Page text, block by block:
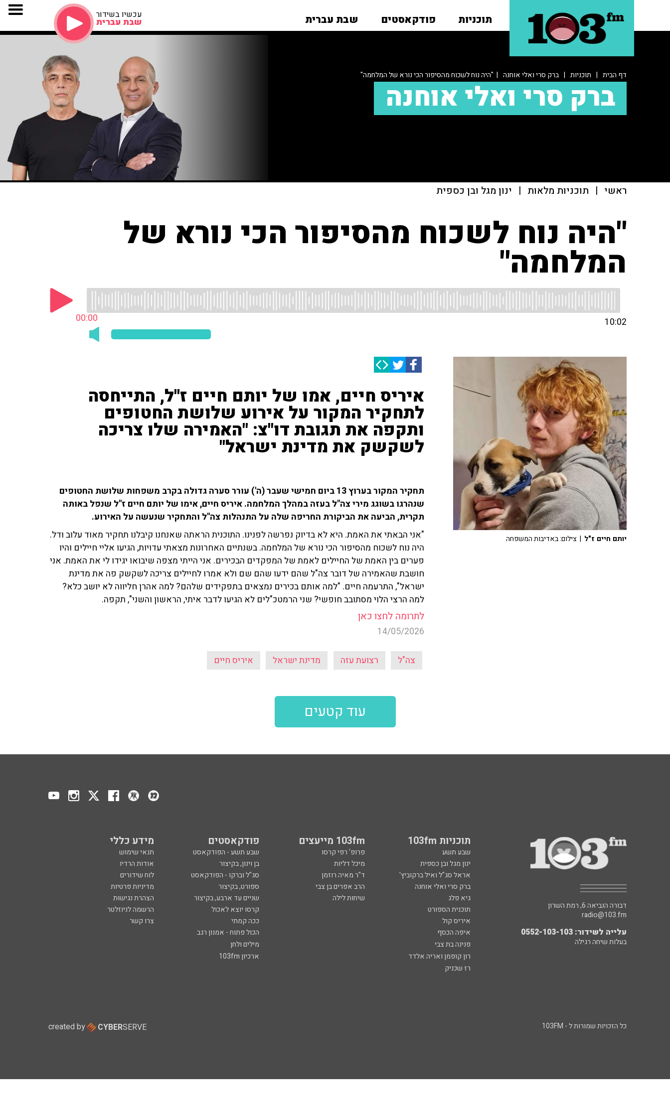
תוכניות פודקאסטים שבת עברית עכשיו בשידור
שבת עברית
דף הבית | תוכניות | ברק סרי ואלי אוחנה | "היה נוח לשכוח מהסיפור הכי נורא של המלחמה"
ברק סרי ואלי אוחנה
ראשי | תוכניות מלאות | ינון מגל ובן כספית
"היה נוח לשכוח מהסיפור הכי נורא של
המלחמה"
00:00 10:02
איריס חיים, אמו של יותם חיים ז''ל, התייחסה
לתחקיר המקור על אירוע שלושת החטופים
ותקפה את תגובת דו"צ: "האמירה שלו צריכה
לשקשק את מדינת ישראל"
תחקיר המקור בערוץ 13 ביום חמישי שעבר (ה') עורר סערה גדולה בקרב משפחות שלושת החטופים
שנהרגו בשוגג מירי צה"ל בעזה במהלך המלחמה. איריס חיים, אימו של יותם חיים ז"ל שנפל באותה
תקרית, הביעה את הביקורת החריפה שלה על התנהלות צה"ל והתחקיר שנעשה על האירוע.
"אני הבאתי את האמת. היא לא בדיוק נפרשה לפנינו. התוכנית הראתה שאנחנו קיבלנו תחקיר מאוד עלוב ודל.
היה נוח לשכוח מהסיפור הכי נורא של המלחמה. בשנתיים האחרונות מצאתי עדויות, הגיעו אליי חיילים והיו
פערים בין האמת של החיילים לאמת של המפקדים הבכירים. אני הייתי מצפה שיבואו יגידו לי את האמת. אני
חושבת שהאמירה של דובר צה"ל שהם ידעו שהם שם ולא אמרו לחיילים צריכה לשקשק פה את מדינת
ישראל", התרעמה חיים. "למה אותם בכירים נמצאים בתפקידים שלהם? למה אהרן חליווה לא יושב כלא?
למה הרצי הלוי מסתובב חופשי? שני הרמטכ"לים לא הגיעו לדבר איתי, הראשון והשני", תקפה.
לתרומה לחצו כאן
14/05/2026
צה"ל רצועת עזה מדינת ישראל איריס חיים
יותם חיים ז"ל | צילום: באדיבות המשפחה
עוד קטעים
תוכניות 103fm 103fm מייעצים פודקאסטים מידע כללי
שבע תשע פרופ' רפי קרסו שבע תשע - הפודקאסט
תנאי שימוש
ינון מגל ובן כספית
מיכל דליות בן וינון, בקיצור
אודות הרדיו
אראל סג"ל ואיל ברקוביץ'
ד"ר מאיה רוזמן סג"ל וברקו - הפודקאסט
לוח שידורים
ברק סרי ואלי אוחנה
הרב אפרים בן צבי ספורט, בקיצור
מדיניות פרטיות
גיא פלג
שיחות לילה שניים עד ארבע, בקיצור
הצהרת נגישות
תוכנית הספורט
קרסו יוצא לאכול
הרשמה לניוזלטר
איריס קול
ככה קמתי
צרו קשר
איפה הכסף
הכול פתוח - אמנון רגב
פנינה בת צבי
מילים ולחן
רון קופמן ואריה אלדד
ארכיון 103fm
רז שכניק
דבורה הנביאה 6, רמת השרון
radio@103.fm
עלייה לשידור: 0552-103-103
בעלות שיחה רגילה
כל הזכויות שמורות ל - 103FM created by CYBERSERVE